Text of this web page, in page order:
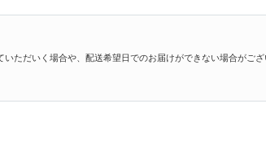
ただいく場合や、配送希望日でのお届けができない場合がご